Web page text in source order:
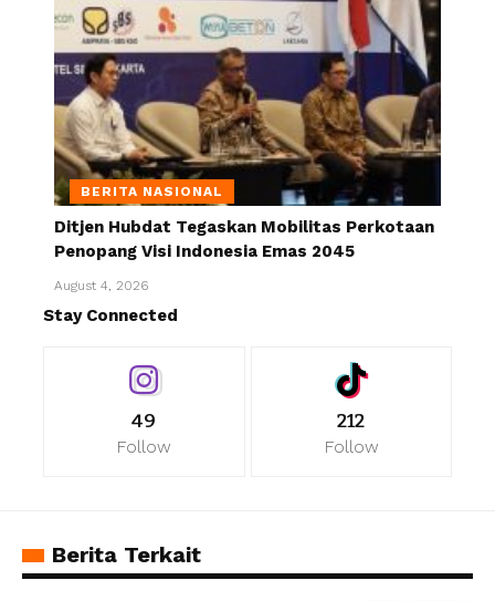
BERITA NASIONAL
Ditjen Hubdat Tegaskan Mobilitas Perkotaan
Penopang Visi Indonesia Emas 2045
August 4, 2026
Stay Connected
49
Follow
212
Follow
Berita Terkait